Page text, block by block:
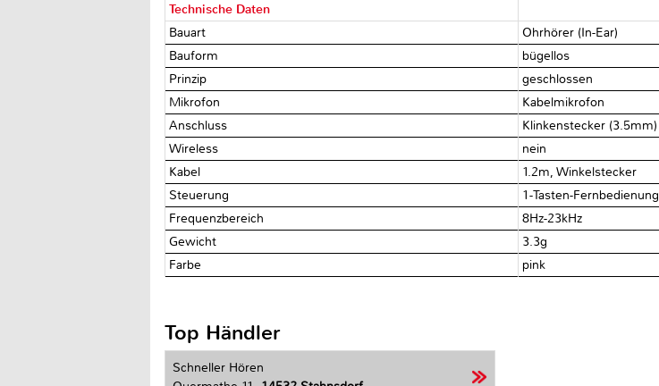
Technische Daten
Bauart
Ohrhörer (In-Ear)
Bauform
bügellos
Prinzip
geschlossen
Mikrofon
Kabelmikrofon
Anschluss
Klinkenstecker (3.5mm)
Wireless
nein
Kabel
1.2m, Winkelstecker
Steuerung
1-Tasten-Fernbedienung
Frequenzbereich
8Hz-23kHz
Gewicht
3.3g
Farbe
pink
Top Händler
Schneller Hören